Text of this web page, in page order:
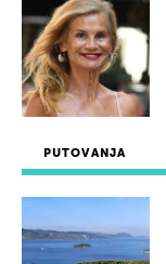
PUTOVANJA